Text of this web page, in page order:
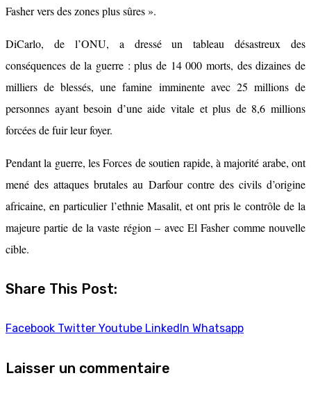
Fasher vers des zones plus sûres ».
DiCarlo, de l’ONU, a dressé un tableau désastreux des
conséquences de la guerre : plus de 14 000 morts, des dizaines de
milliers de blessés, une famine imminente avec 25 millions de
personnes ayant besoin d’une aide vitale et plus de 8,6 millions
forcées de fuir leur foyer.
Pendant la guerre, les Forces de soutien rapide, à majorité arabe, ont
mené des attaques brutales au Darfour contre des civils d’origine
africaine, en particulier l’ethnie Masalit, et ont pris le contrôle de la
majeure partie de la vaste région – avec El Fasher comme nouvelle
cible.
Share This Post:
Facebook Twitter Youtube LinkedIn Whatsapp
Laisser un commentaire